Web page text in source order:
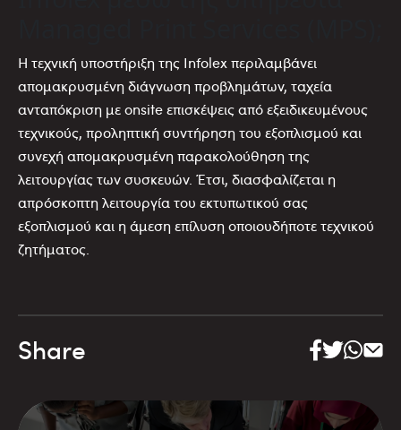
Η τεχνική υποστήριξη της Infolex περιλαμβάνει
απομακρυσμένη διάγνωση προβλημάτων, ταχεία
ανταπόκριση με onsite επισκέψεις από εξειδικευμένους
τεχνικούς, προληπτική συντήρηση του εξοπλισμού και
συνεχή απομακρυσμένη παρακολούθηση της
λειτουργίας των συσκευών. Έτσι, διασφαλίζεται η
απρόσκοπτη λειτουργία του εκτυπωτικού σας
εξοπλισμού και η άμεση επίλυση οποιουδήποτε τεχνικού
ζητήματος.
Share